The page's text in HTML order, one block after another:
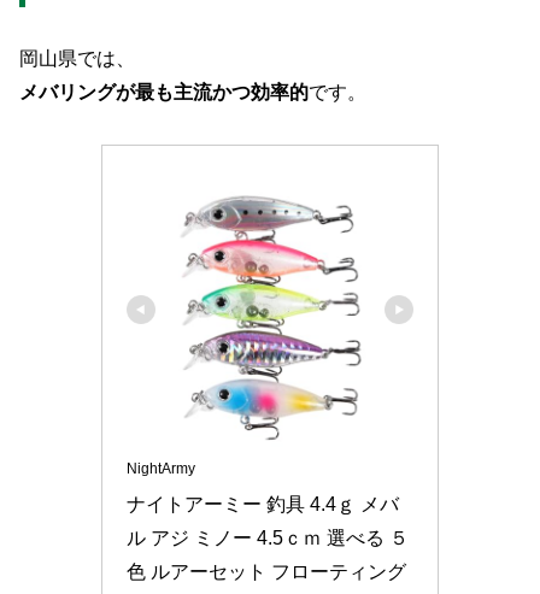
岡山県では、
メバリングが最も主流かつ効率的です。
NightArmy
ナイトアーミー 釣具 4.4ｇ メバ
ル アジ ミノー 4.5ｃｍ 選べる ５
色 ルアーセット フローティング